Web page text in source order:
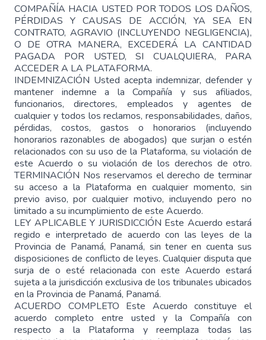
COMPAÑÍA HACIA USTED POR TODOS LOS DAÑOS,
PÉRDIDAS Y CAUSAS DE ACCIÓN, YA SEA EN
CONTRATO, AGRAVIO (INCLUYENDO NEGLIGENCIA),
O DE OTRA MANERA, EXCEDERÁ LA CANTIDAD
PAGADA POR USTED, SI CUALQUIERA, PARA
ACCEDER A LA PLATAFORMA.
INDEMNIZACIÓN Usted acepta indemnizar, defender y
mantener indemne a la Compañía y sus afiliados,
funcionarios, directores, empleados y agentes de
cualquier y todos los reclamos, responsabilidades, daños,
pérdidas, costos, gastos o honorarios (incluyendo
honorarios razonables de abogados) que surjan o estén
relacionados con su uso de la Plataforma, su violación de
este Acuerdo o su violación de los derechos de otro.
TERMINACIÓN Nos reservamos el derecho de terminar
su acceso a la Plataforma en cualquier momento, sin
previo aviso, por cualquier motivo, incluyendo pero no
limitado a su incumplimiento de este Acuerdo.
LEY APLICABLE Y JURISDICCIÓN Este Acuerdo estará
regido e interpretado de acuerdo con las leyes de la
Provincia de Panamá, Panamá, sin tener en cuenta sus
disposiciones de conflicto de leyes. Cualquier disputa que
surja de o esté relacionada con este Acuerdo estará
sujeta a la jurisdicción exclusiva de los tribunales ubicados
en la Provincia de Panamá, Panamá.
ACUERDO COMPLETO Este Acuerdo constituye el
acuerdo completo entre usted y la Compañía con
respecto a la Plataforma y reemplaza todas las